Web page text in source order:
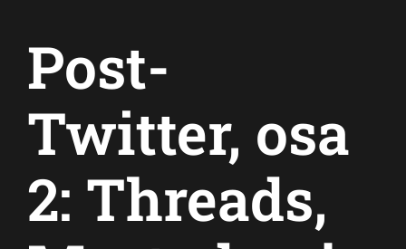
Post-
Twitter, osa
2: Threads,